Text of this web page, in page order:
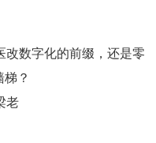
改数字化的前缀，还是零
？
老